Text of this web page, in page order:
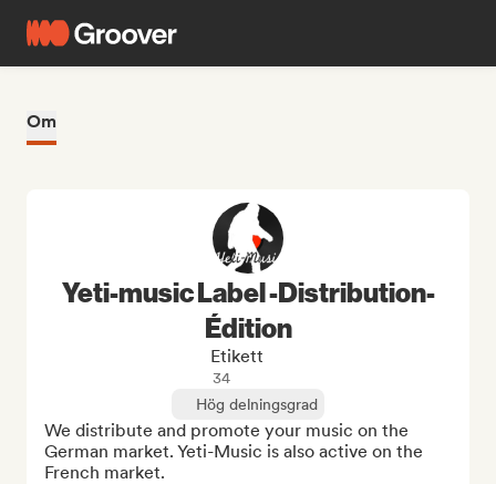
Om
Yeti-music Label -Distribution-
Édition
Etikett
34
Hög delningsgrad
We distribute and promote your music on the
German market. Yeti-Music is also active on the
French market.